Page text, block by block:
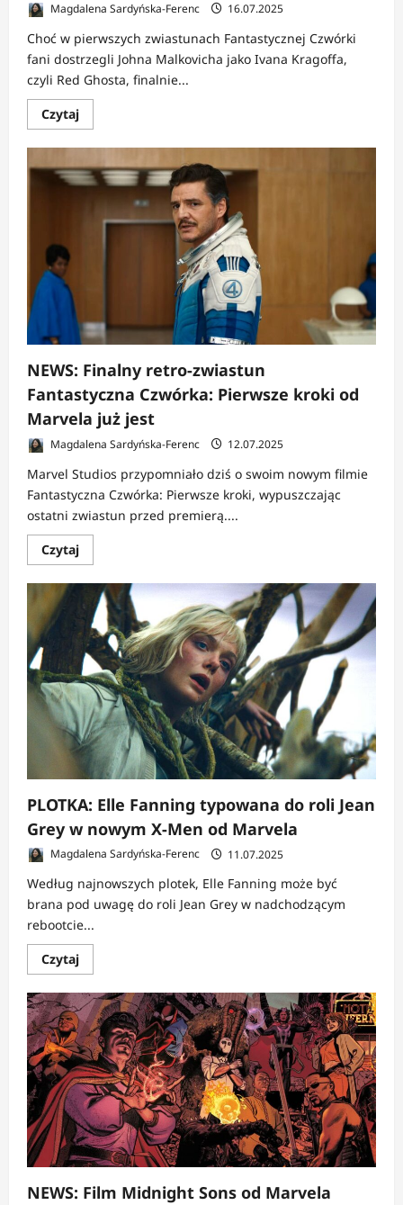
Magdalena Sardyńska-Ferenc 16.07.2025
Choć w pierwszych zwiastunach Fantastycznej Czwórki
fani dostrzegli Johna Malkovicha jako Ivana Kragoffa,
czyli Red Ghosta, finalnie...
CzytajDowiedz
się
o
NEWS:
John
Malkovich
Fantastycznej
NEWS: Finalny retro-zwiastun
Fantastyczna Czwórka: Pierwsze kroki od
Marvela już jest
Magdalena Sardyńska-Ferenc 12.07.2025
Marvel Studios przypomniało dziś o swoim nowym filmie
Fantastyczna Czwórka: Pierwsze kroki, wypuszczając
ostatni zwiastun przed premierą....
CzytajDowiedz
się
o
NEWS:
Finalny
retro-
zwiastun
Fantastyczna
Czwórka:
Pierwsze
kroki
od
Marvela
już
jest
PLOTKA: Elle Fanning typowana do roli Jean
Grey w nowym X-Men od Marvela
Magdalena Sardyńska-Ferenc 11.07.2025
Według najnowszych plotek, Elle Fanning może być
brana pod uwagę do roli Jean Grey w nadchodzącym
rebootcie...
CzytajDowiedz
się
o
PLOTKA:
Elle
Fanning
typowana
do
roli
Jean
Grey
w
nowym
X-
Men
od
Marvela
NEWS: Film Midnight Sons od Marvela